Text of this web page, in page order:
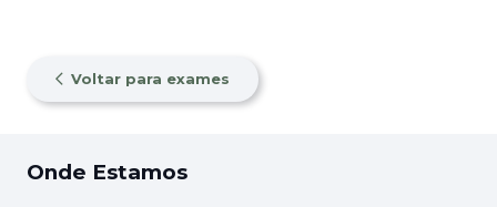
Voltar para exames
Onde Estamos